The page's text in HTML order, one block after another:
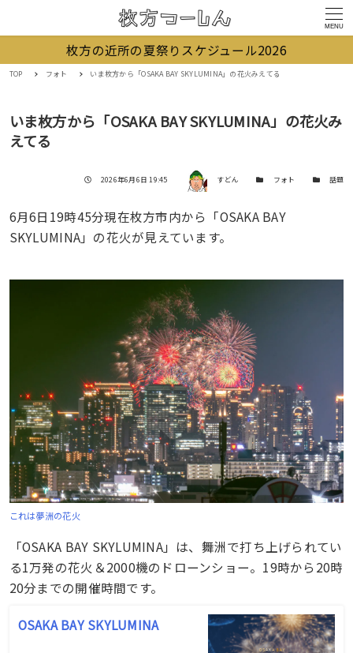
MENU
枚方の近所の夏祭りスケジュール2026
TOP フォト いま枚方から「OSAKA BAY SKYLUMINA」の花火みえてる
いま枚方から「OSAKA BAY SKYLUMINA」の花火み
えてる
投稿日
2026年6月6日 19:45 著者 すどん カテゴリー
フォト カテゴリー
話題
6月6日19時45分現在枚方市内から「OSAKA BAY
SKYLUMINA」の花火が見えています。
これは夢洲の花火
「OSAKA BAY SKYLUMINA」は、舞洲で打ち上げられてい
る1万発の花火＆2000機のドローンショー。19時から20時
20分までの開催時間です。
OSAKA BAY SKYLUMINA